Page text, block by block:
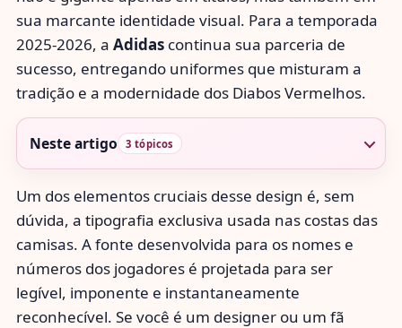
sua marcante identidade visual. Para a temporada
2025-2026, a Adidas continua sua parceria de
sucesso, entregando uniformes que misturam a
tradição e a modernidade dos Diabos Vermelhos.
Neste artigo 3 tópicos
Um dos elementos cruciais desse design é, sem
dúvida, a tipografia exclusiva usada nas costas das
camisas. A fonte desenvolvida para os nomes e
números dos jogadores é projetada para ser
legível, imponente e instantaneamente
reconhecível. Se você é um designer ou um fã